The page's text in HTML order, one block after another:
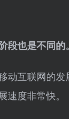
段也是不同的。
动互联网的
速度非常快。